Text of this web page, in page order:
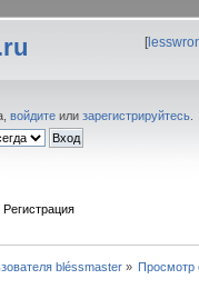
[
войдите или зарегистрируйтесь
Регистрация
bléssmaster» Просмотр